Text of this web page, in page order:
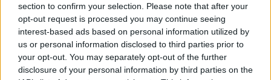
section to confirm your selection. Please note that after your
opt-out request is processed you may continue seeing
interest-based ads based on personal information utilized by
us or personal information disclosed to third parties prior to
your opt-out. You may separately opt-out of the further
disclosure of your personal information by third parties on the
Η Σάρα Φέργκιουσον και ο πρίγκιπας Άντριου / REUTERS/
Toby Melville
Ο Πρίγκιπας Άντριου και η ζωή